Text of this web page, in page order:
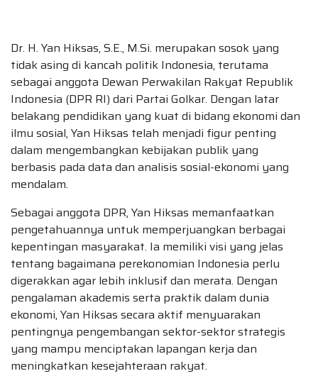
Dr. H. Yan Hiksas, S.E., M.Si. merupakan sosok yang
tidak asing di kancah politik Indonesia, terutama
sebagai anggota Dewan Perwakilan Rakyat Republik
Indonesia (DPR RI) dari Partai Golkar. Dengan latar
belakang pendidikan yang kuat di bidang ekonomi dan
ilmu sosial, Yan Hiksas telah menjadi figur penting
dalam mengembangkan kebijakan publik yang
berbasis pada data dan analisis sosial-ekonomi yang
mendalam.
Sebagai anggota DPR, Yan Hiksas memanfaatkan
pengetahuannya untuk memperjuangkan berbagai
kepentingan masyarakat. Ia memiliki visi yang jelas
tentang bagaimana perekonomian Indonesia perlu
digerakkan agar lebih inklusif dan merata. Dengan
pengalaman akademis serta praktik dalam dunia
ekonomi, Yan Hiksas secara aktif menyuarakan
pentingnya pengembangan sektor-sektor strategis
yang mampu menciptakan lapangan kerja dan
meningkatkan kesejahteraan rakyat.